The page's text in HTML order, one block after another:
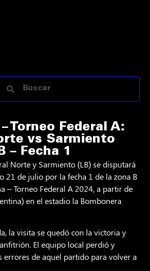
Torneo Federal A:
vs Sarmiento
– Fecha 1
Norte y Sarmiento (LB) se disputará
21 de julio por la fecha 1 de la zona B
– Torneo Federal A 2024, a partir de
en el estadio la Bombonera
la visita se quedó con la victoria y
El equipo local perdió y
errores de aquel partido para volver a